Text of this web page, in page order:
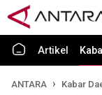
Artikel
ANTARA Kabar